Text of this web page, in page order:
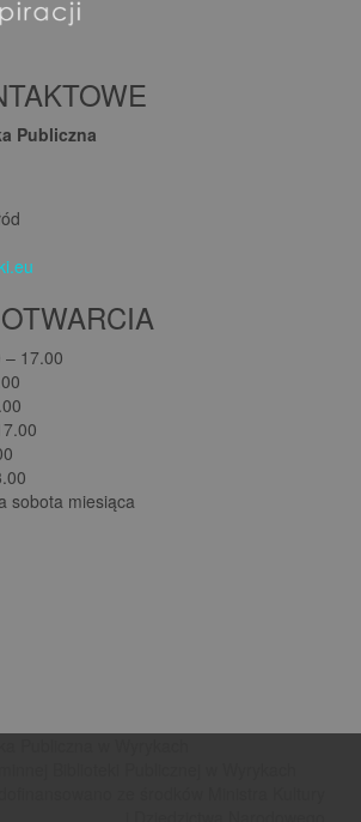
Publiczna
– 17.00
sobota miesiąca